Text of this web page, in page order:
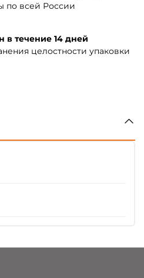
по всей России
в течение 14 дней
целостности упаковки